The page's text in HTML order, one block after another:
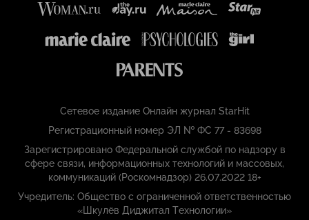
Сетевое издание Онлайн журнал StarHit
Регистрационный номер ЭЛ № ФС 77 - 83698
Зарегистрировано Федеральной службой по надзору в
сфере связи, информационных технологий и массовых,
коммуникаций (Роскомнадзор) 26.07.2022 18+
Учредитель: Общество с ограниченной ответственностью
«Шкулёв Диджитал Технологии»